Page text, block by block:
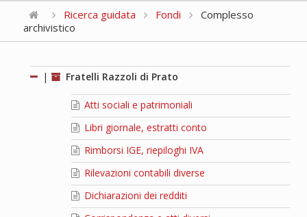
Ricerca guidata Fondi
Complesso
archivistico
| Fratelli Razzoli di Prato
Atti sociali e patrimoniali
Libri giornale, estratti conto
Rimborsi IGE, riepiloghi IVA
Rilevazioni contabili diverse
Dichiarazioni dei redditi